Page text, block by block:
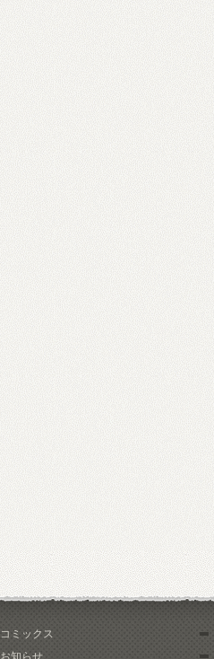
コミックス
お知らせ